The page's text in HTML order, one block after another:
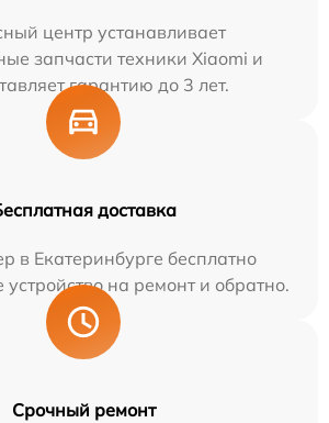
центр устанавливает
запчасти техники Xiaomi и
гарантию до 3 лет.
доставка
в Екатеринбурге бесплатно
устройство на ремонт и обратно.
Срочный ремонт